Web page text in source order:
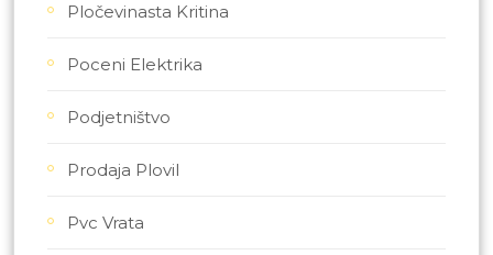
Pločevinasta Kritina
Poceni Elektrika
Podjetništvo
Prodaja Plovil
Pvc Vrata